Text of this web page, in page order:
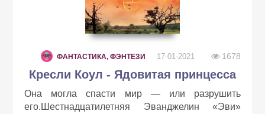
ФАНТАСТИКА, ФЭНТЕЗИ 17-01-2021 1678
Кресли Коул - Ядовитая принцесса
Она могла спасти мир — или разрушить
его.Шестнадцатилетняя Эванджелин «Эви»